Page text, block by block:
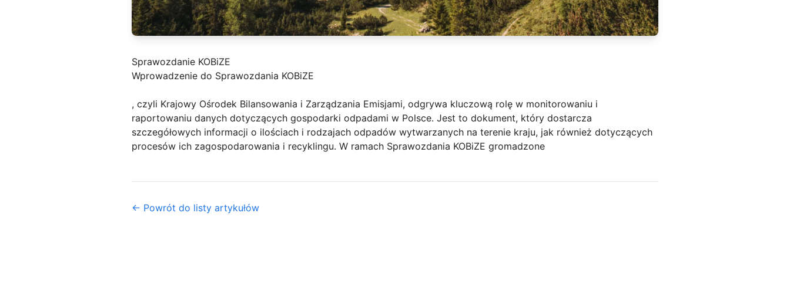
Sprawozdanie KOBiZE
Wprowadzenie do Sprawozdania KOBiZE
, czyli Krajowy Ośrodek Bilansowania i Zarządzania Emisjami, odgrywa kluczową rolę w monitorowaniu i
raportowaniu danych dotyczących gospodarki odpadami w Polsce. Jest to dokument, który dostarcza
szczegółowych informacji o ilościach i rodzajach odpadów wytwarzanych na terenie kraju, jak również dotyczących
procesów ich zagospodarowania i recyklingu. W ramach Sprawozdania KOBiZE gromadzone
← Powrót do listy artykułów